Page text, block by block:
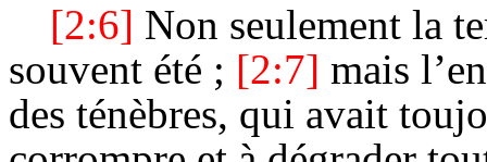
[2:6] Non seulement la
souvent été ; [2:7] mais
des ténèbres, qui avait